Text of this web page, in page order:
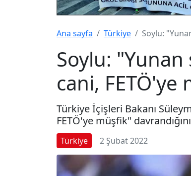
Ana sayfa Türkiye Soylu:
Soylu:
cani, FETÖ'ye
Türkiye İçişleri Bakanı
FETÖ'ye müşfik"
Türkiye 2 Şubat 2022